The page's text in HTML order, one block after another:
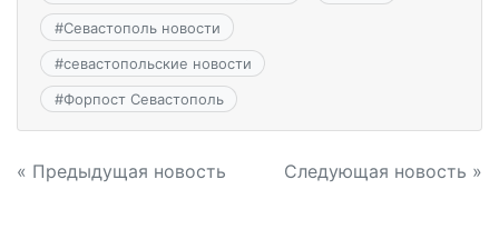
#Севастополь новости
#севастопольские новости
#Форпост Севастополь
Навигация
« Предыдущая новость Следующая новость »